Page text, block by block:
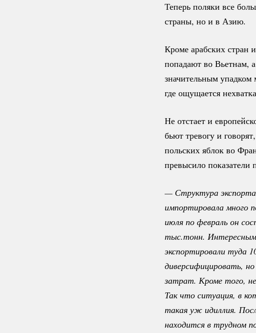
Теперь поляки все
страны, но и в Азию.
Кроме арабских стран
попадают во Вьетнам,
значительным
где ощущается
Не отстает и
бьют тревогу и
польских яблок во
превысило показатели
— Структура экспорта
импортировала много
июля по февраль он
тыс.тонн.
экспортировали туда
диверсифицировать,
затрат. Кроме того,
Так что ситуация, в
такая уж идиллия.
находится в трудном